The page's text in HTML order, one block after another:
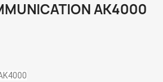
AK4000